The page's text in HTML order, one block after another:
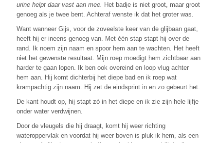
urine helpt daar vast aan mee. Het badje is niet groot, maar groot
genoeg als je twee bent. Achteraf wenste ik dat het groter was.
Want wanneer Gijs, voor de zoveelste keer van de glijbaan gaat,
heeft hij er ineens genoeg van. Met één stap stapt hij over de
rand. Ik noem zijn naam en spoor hem aan te wachten. Het heeft
niet het gewenste resultaat. Mijn roep moedigt hem zichtbaar aan
harder te gaan lopen. Ik ben ook overeind en loop vlug achter
hem aan. Hij komt dichterbij het diepe bad en ik roep wat
krampachtig zijn naam. Hij zet de eindsprint in en zo gebeurt het.
De kant houdt op, hij stapt zó in het diepe en ik zie zijn hele lijfje
onder water verdwijnen.
Door de vleugels die hij draagt, komt hij weer richting
wateroppervlak en voordat hij weer boven is pluk ik hem, als een